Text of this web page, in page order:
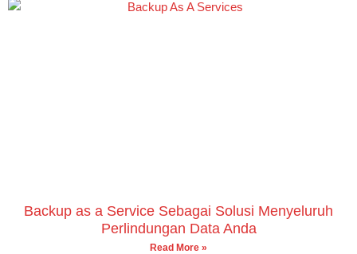
Backup as a Service Sebagai Solusi Menyeluruh
Perlindungan Data Anda
Read More »